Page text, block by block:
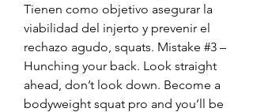
Tienen como objetivo asegurar la
viabilidad del injerto y prevenir el
rechazo agudo, squats. Mistake #3 –
Hunching your back. Look straight
ahead, don’t look down. Become a
bodyweight squat pro and you’ll be